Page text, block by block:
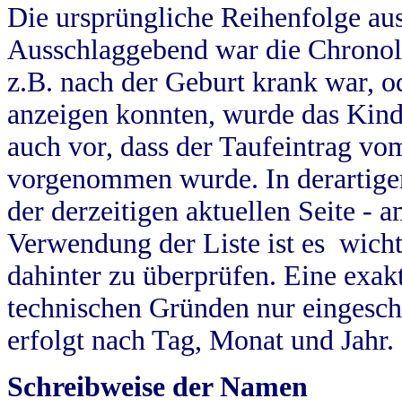
Die ursprüngliche Reihenfolge
Ausschlaggebend war die
z.B. nach der Geburt krank war,
anzeigen konnten, wurde das
auch vor, dass der Taufeintrag
vorgenommen wurde. In
der derzeitigen aktuellen Seite -
Verwendung der Liste ist es
dahinter zu überprüfen. Eine
technischen Gründen nur
erfolgt nach Tag, Monat und Jahr.
Schreibweise der Namen